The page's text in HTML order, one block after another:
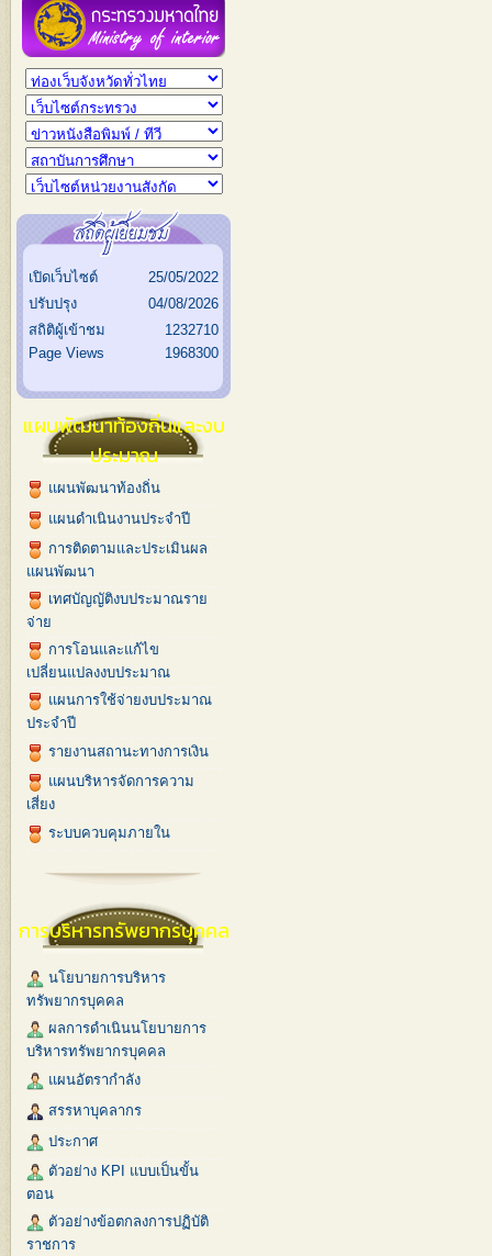
เปิดเว็บไซต์
25/05/2022
ปรับปรุง
04/08/2026
สถิติผู้เข้าชม
1232710
Page Views
1968300
แผนพัฒนาท้องถิ่นและงบ
ประมาณ
แผนพัฒนาท้องถิ่น
แผนดำเนินงานประจำปี
การติดตามและประเมินผล
แผนพัฒนา
เทศบัญญัติงบประมาณราย
จ่าย
การโอนและแก้ไข
เปลี่ยนแปลงงบประมาณ
แผนการใช้จ่ายงบประมาณ
ประจำปี
รายงานสถานะทางการเงิน
แผนบริหารจัดการความ
เสี่ยง
ระบบควบคุมภายใน
การบริหารทรัพยากรบุคคล
นโยบายการบริหาร
ทรัพยากรบุคคล
ผลการดำเนินนโยบายการ
บริหารทรัพยากรบุคคล
แผนอัตรากำลัง
สรรหาบุคลากร
ประกาศ
ตัวอย่าง KPI แบบเป็นขั้น
ตอน
ตัวอย่างข้อตกลงการปฏิบัติ
ราชการ